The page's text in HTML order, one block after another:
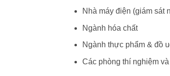
Nhà máy điện (giám sát
Ngành hóa chất
Ngành thực phẩm & đồ
Các phòng thí nghiệm